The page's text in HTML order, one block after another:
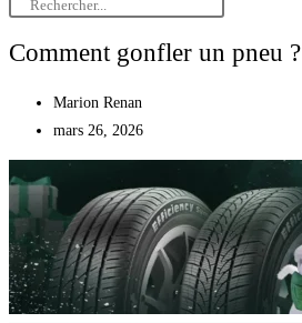
Comment gonfler un pneu ?
Marion Renan
mars 26, 2026